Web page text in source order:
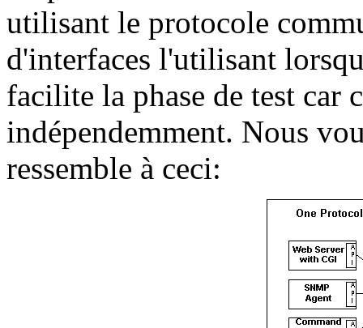
utilisant le protocole
d'interfaces l'utilisant
facilite la phase de test car
indépendemment. Nous
ressemble à ceci: